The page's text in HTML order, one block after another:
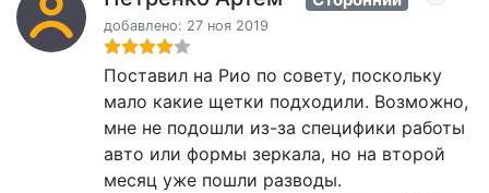
добавлено: 27 ноя 2019
Поставил на Рио по совету, поскольку
мало какие щетки подходили. Возможно,
мне не подошли из-за специфики работы
авто или формы зеркала, но на второй
месяц уже пошли разводы.